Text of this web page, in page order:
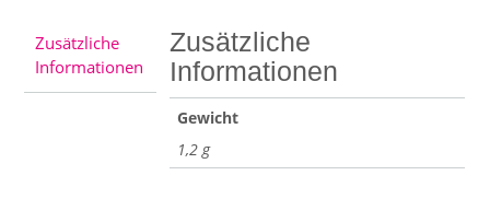
Zusätzliche
Informationen
Zusätzliche
Informationen
Gewicht
1,2 g